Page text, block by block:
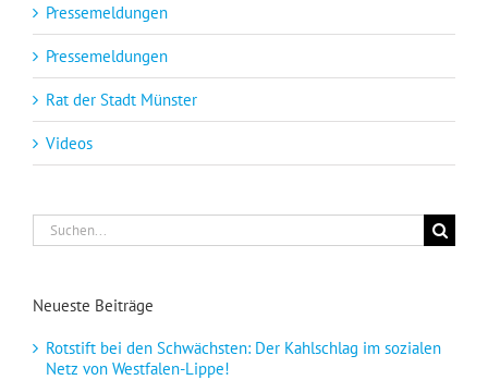
Pressemeldungen
Pressemeldungen
Rat der Stadt Münster
Videos
Suche
nach:
Neueste Beiträge
Rotstift bei den Schwächsten: Der Kahlschlag im sozialen
Netz von Westfalen-Lippe!